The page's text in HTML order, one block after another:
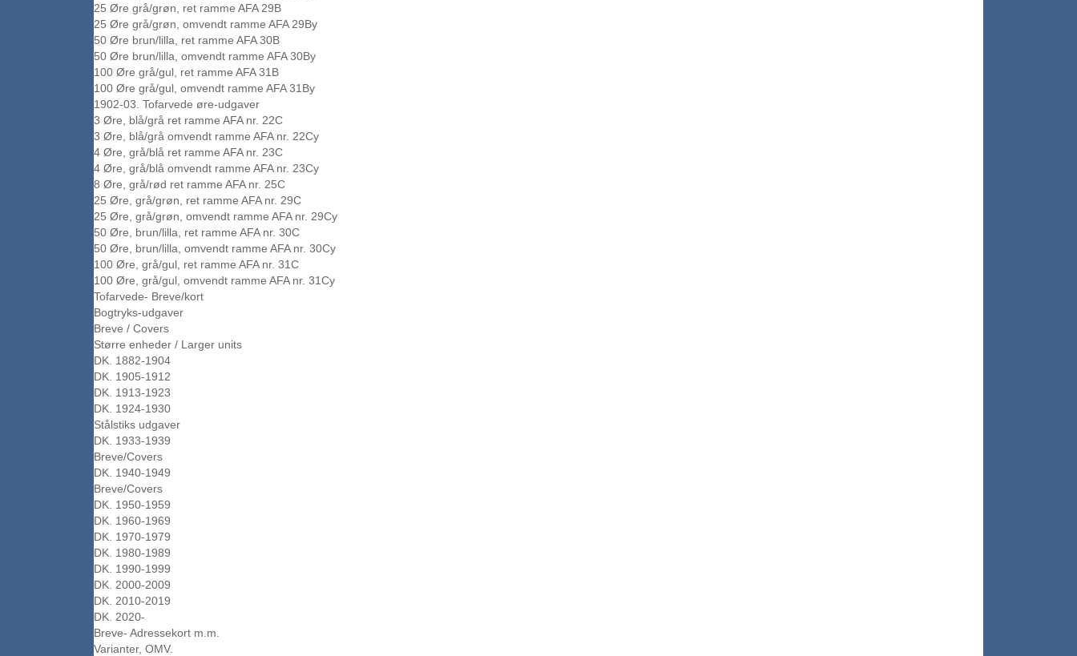
25 Øre grå/grøn, ret ramme AFA 29B
25 Øre grå/grøn, omvendt ramme AFA 29By
50 Øre brun/lilla, ret ramme AFA 30B
50 Øre brun/lilla, omvendt ramme AFA 30By
100 Øre grå/gul, ret ramme AFA 31B
100 Øre grå/gul, omvendt ramme AFA 31By
1902-03. Tofarvede øre-udgaver
3 Øre, blå/grå ret ramme AFA nr. 22C
3 Øre, blå/grå omvendt ramme AFA nr. 22Cy
4 Øre, grå/blå ret ramme AFA nr. 23C
4 Øre, grå/blå omvendt ramme AFA nr. 23Cy
8 Øre, grå/rød ret ramme AFA nr. 25C
25 Øre, grå/grøn, ret ramme AFA nr. 29C
25 Øre, grå/grøn, omvendt ramme AFA nr. 29Cy
50 Øre, brun/lilla, ret ramme AFA nr. 30C
50 Øre, brun/lilla, omvendt ramme AFA nr. 30Cy
100 Øre, grå/gul, ret ramme AFA nr. 31C
100 Øre, grå/gul, omvendt ramme AFA nr. 31Cy
Tofarvede- Breve/kort
Bogtryks-udgaver
Breve / Covers
Større enheder / Larger units
DK. 1882-1904
DK. 1905-1912
DK. 1913-1923
DK. 1924-1930
Stålstiks udgaver
DK. 1933-1939
Breve/Covers
DK. 1940-1949
Breve/Covers
DK. 1950-1959
DK. 1960-1969
DK. 1970-1979
DK. 1980-1989
DK. 1990-1999
DK. 2000-2009
DK. 2010-2019
DK. 2020-
Breve- Adressekort m.m.
Varianter, OMV.